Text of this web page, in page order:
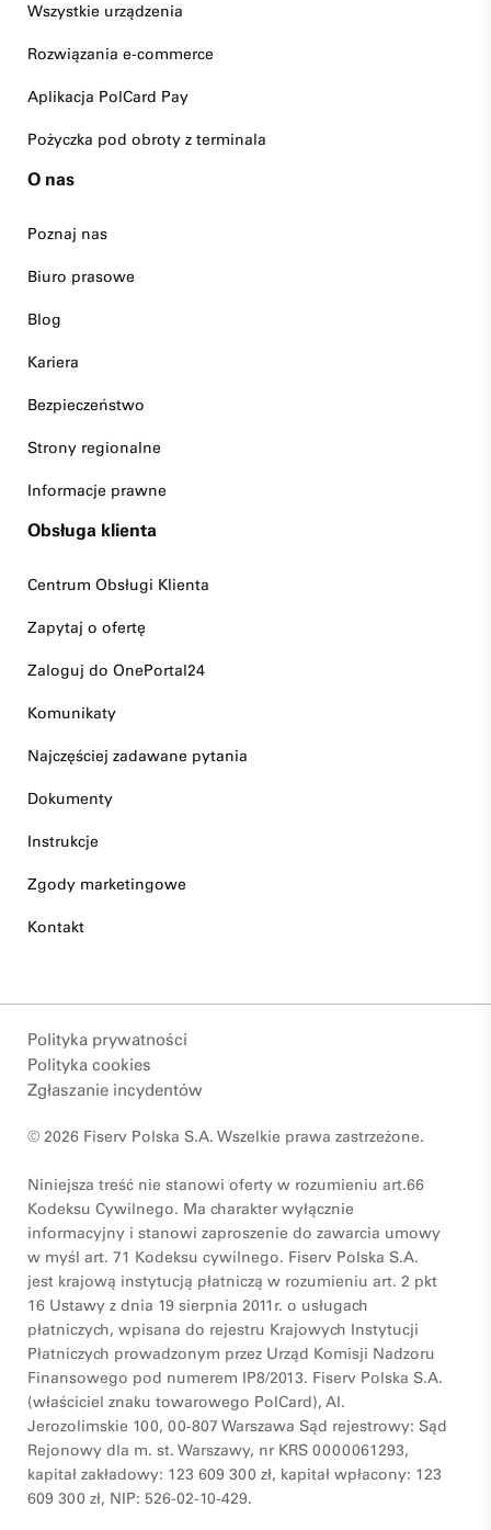
Wszystkie urządzenia
Rozwiązania e-commerce
Aplikacja PolCard Pay
Pożyczka pod obroty z terminala
O nas
Poznaj nas
Biuro prasowe
Blog
Kariera
Bezpieczeństwo
Strony regionalne
Informacje prawne
Obsługa klienta
Centrum Obsługi Klienta
Zapytaj o ofertę
Zaloguj do OnePortal24
Komunikaty
Najczęściej zadawane pytania
Dokumenty
Instrukcje
Zgody marketingowe
Kontakt
Polityka prywatności
Polityka cookies
Zgłaszanie incydentów
© 2026 Fiserv Polska S.A. Wszelkie prawa zastrzeżone.
Niniejsza treść nie stanowi oferty w rozumieniu art.66
Kodeksu Cywilnego. Ma charakter wyłącznie
informacyjny i stanowi zaproszenie do zawarcia umowy
w myśl art. 71 Kodeksu cywilnego. Fiserv Polska S.A.
jest krajową instytucją płatniczą w rozumieniu art. 2 pkt
16 Ustawy z dnia 19 sierpnia 2011r. o usługach
płatniczych, wpisana do rejestru Krajowych Instytucji
Płatniczych prowadzonym przez Urząd Komisji Nadzoru
Finansowego pod numerem IP8/2013. Fiserv Polska S.A.
(właściciel znaku towarowego PolCard), Al.
Jerozolimskie 100, 00-807 Warszawa Sąd rejestrowy: Sąd
Rejonowy dla m. st. Warszawy, nr KRS 0000061293,
kapitał zakładowy: 123 609 300 zł, kapitał wpłacony: 123
609 300 zł, NIP: 526-02-10-429.